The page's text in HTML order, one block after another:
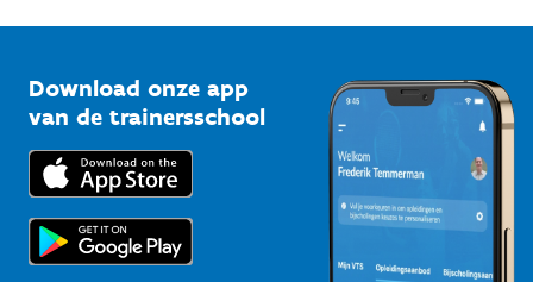
Bedrijven
Trainers en begeleiders
Topsporters
Vlaamse Trainersschool
Kennisplatform
Downloads
Voor de pers
Download onze app
van de trainersschool